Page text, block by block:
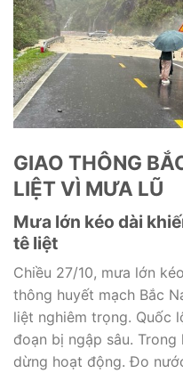
GIAO THÔNG
LIỆT VÌ MƯA LŨ
Mưa lớn kéo dài
tê liệt
Chiều 27/10, mưa lớn
thông huyết mạch Bắc
liệt nghiêm trọng. Quốc
đoạn bị ngập sâu.
dừng hoạt động. Đo